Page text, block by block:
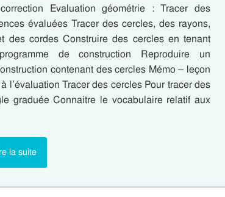
Evaluation géométrie : Tracer des
évaluées Tracer des cercles, des rayons,
des cordes Construire des cercles en tenant
de construction Reproduire un
contenant des cercles Mémo – leçon
l’évaluation Tracer des cercles Pour tracer des
graduée Connaitre le vocabulaire relatif aux
la suite